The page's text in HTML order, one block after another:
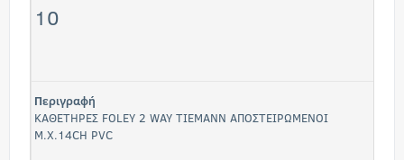
10
Περιγραφή
ΚΑΘΕΤΗΡΕΣ FOLEY 2 WAY ΤΙΕΜΑΝΝ ΑΠΟΣΤΕΙΡΩΜΕΝΟΙ
Μ.Χ.14CH PVC